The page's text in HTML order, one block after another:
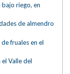
riego, en
de almendro
fruales en el
Valle del